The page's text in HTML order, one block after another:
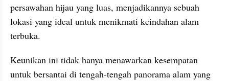
persawahan hijau yang luas, menjadikannya sebuah
lokasi yang ideal untuk menikmati keindahan alam
terbuka.
Keunikan ini tidak hanya menawarkan kesempatan
untuk bersantai di tengah-tengah panorama alam yang